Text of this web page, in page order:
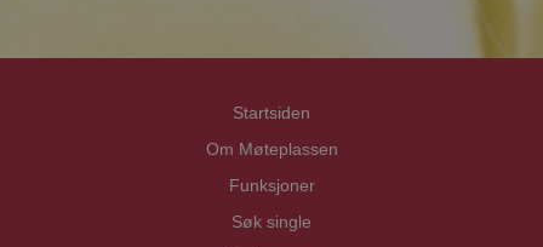
Startsiden
Om Møteplassen
Funksjoner
Søk single